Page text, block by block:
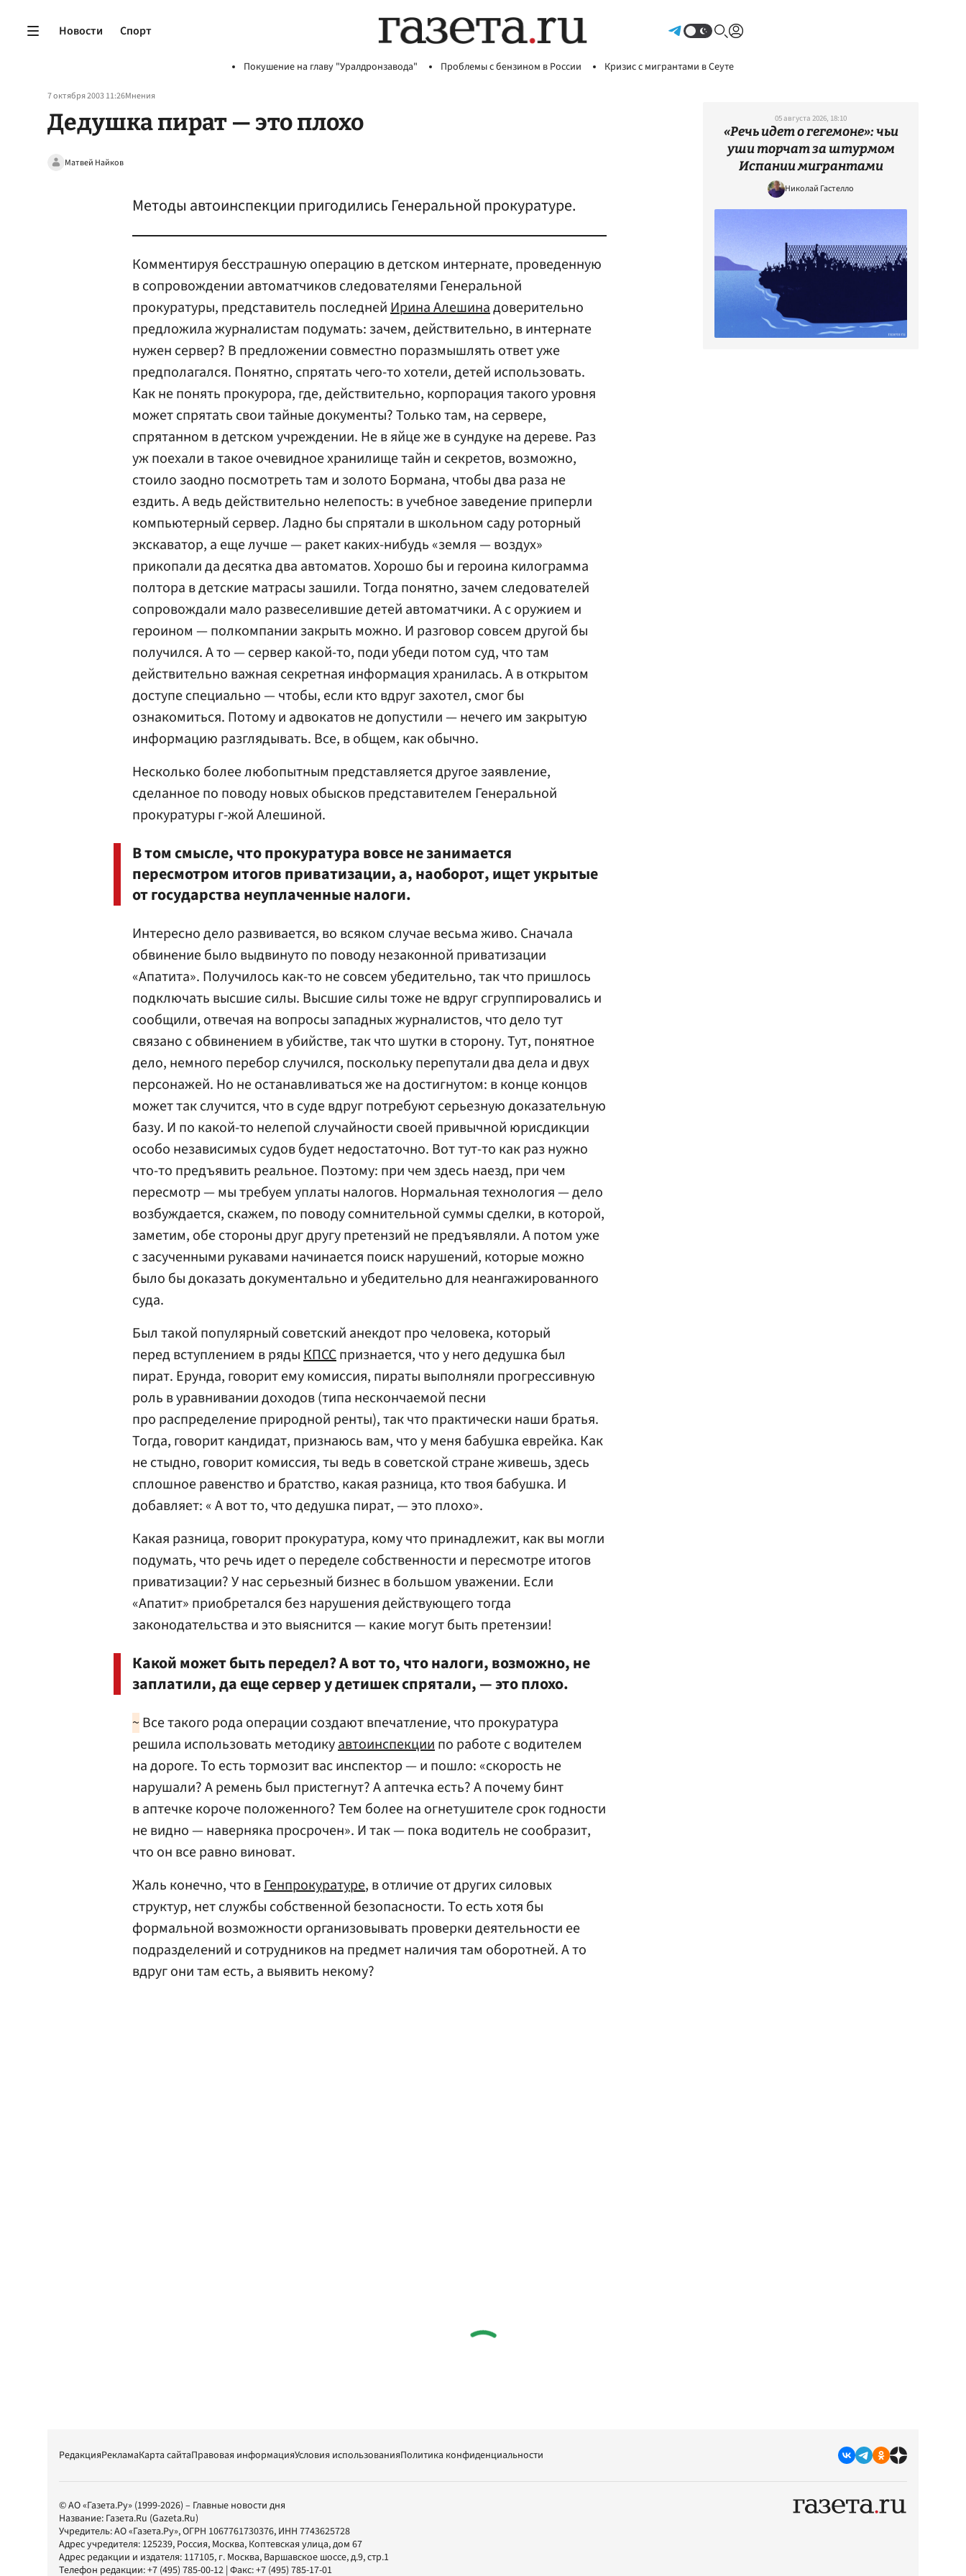
Новости Спорт
Покушение на главу "Уралдронзавода" Проблемы с бензином в России Кризис с мигрантами в Сеуте
7 октября 2003 11:26Мнения
Дедушка пират — это плохо
Матвей Найков
Методы автоинспекции пригодились Генеральной прокуратуре.
Комментируя бесстрашную операцию в детском интернате, проведенную
в сопровождении автоматчиков следователями Генеральной
прокуратуры, представитель последнейИрина Алешинадоверительно
предложила журналистам подумать: зачем, действительно, в интернате
нужен сервер? В предложении совместно поразмышлять ответ уже
предполагался. Понятно, спрятать чего-то хотели, детей использовать.
Как не понять прокурора, где, действительно, корпорация такого уровня
может спрятать свои тайные документы? Только там, на сервере,
спрятанном в детском учреждении. Не в яйце же в сундуке на дереве. Раз
уж поехали в такое очевидное хранилище тайн и секретов, возможно,
стоило заодно посмотреть там и золото Бормана, чтобы два раза не
ездить. А ведь действительно нелепость: в учебное заведение приперли
компьютерный сервер. Ладно бы спрятали в школьном саду роторный
экскаватор, а еще лучше — ракет каких-нибудь «земля — воздух»
прикопали да десятка два автоматов. Хорошо бы и героина килограмма
полтора в детские матрасы зашили. Тогда понятно, зачем следователей
сопровождали мало развеселившие детей автоматчики. А с оружием и
героином — полкомпании закрыть можно. И разговор совсем другой бы
получился. А то — сервер какой-то, поди убеди потом суд, что там
действительно важная секретная информация хранилась. А в открытом
доступе специально — чтобы, если кто вдруг захотел, смог бы
ознакомиться. Потому и адвокатов не допустили — нечего им закрытую
информацию разглядывать. Все, в общем, как обычно.
Несколько более любопытным представляется другое заявление,
сделанное по поводу новых обысков представителем Генеральной
прокуратуры г-жой Алешиной.
В том смысле, что прокуратура вовсе не занимается
пересмотром итогов приватизации, а, наоборот, ищет укрытые
от государства неуплаченные налоги.
Интересно дело развивается, во всяком случае весьма живо. Сначала
обвинение было выдвинуто по поводу незаконной приватизации
«Апатита». Получилось как-то не совсем убедительно, так что пришлось
подключать высшие силы. Высшие силы тоже не вдруг сгруппировались и
сообщили, отвечая на вопросы западных журналистов, что дело тут
связано с обвинением в убийстве, так что шутки в сторону. Тут, понятное
дело, немного перебор случился, поскольку перепутали два дела и двух
персонажей. Но не останавливаться же на достигнутом: в конце концов
может так случится, что в суде вдруг потребуют серьезную доказательную
базу. И по какой-то нелепой случайности своей привычной юрисдикции
особо независимых судов будет недостаточно. Вот тут-то как раз нужно
что-то предъявить реальное. Поэтому: при чем здесь наезд, при чем
пересмотр — мы требуем уплаты налогов. Нормальная технология — дело
возбуждается, скажем, по поводу сомнительной суммы сделки, в которой,
заметим, обе стороны друг другу претензий не предъявляли. А потом уже
с засученными рукавами начинается поиск нарушений, которые можно
было бы доказать документально и убедительно для неангажированного
суда.
Был такой популярный советский анекдот про человека, который
перед вступлением в рядыКПССпризнается, что у него дедушка был
пират. Ерунда, говорит ему комиссия, пираты выполняли прогрессивную
роль в уравнивании доходов (типа нескончаемой песни
про распределение природной ренты), так что практически наши братья.
Тогда, говорит кандидат, признаюсь вам, что у меня бабушка еврейка. Как
не стыдно, говорит комиссия, ты ведь в советской стране живешь, здесь
сплошное равенство и братство, какая разница, кто твоя бабушка. И
добавляет: « А вот то, что дедушка пират, — это плохо».
Какая разница, говорит прокуратура, кому что принадлежит, как вы могли
подумать, что речь идет о переделе собственности и пересмотре итогов
приватизации? У нас серьезный бизнес в большом уважении. Если
«Апатит» приобретался без нарушения действующего тогда
законодательства и это выяснится — какие могут быть претензии!
Какой может быть передел? А вот то, что налоги, возможно, не
заплатили, да еще сервер у детишек спрятали, — это плохо.
~ Все такого рода операции создают впечатление, что прокуратура
решила использовать методикуавтоинспекциипо работе с водителем
на дороге. То есть тормозит вас инспектор — и пошло: «скорость не
нарушали? А ремень был пристегнут? А аптечка есть? А почему бинт
в аптечке короче положенного? Тем более на огнетушителе срок годности
не видно — наверняка просрочен». И так — пока водитель не сообразит,
что он все равно виноват.
Жаль конечно, что вГенпрокуратуре, в отличие от других силовых
структур, нет службы собственной безопасности. То есть хотя бы
формальной возможности организовывать проверки деятельности ее
подразделений и сотрудников на предмет наличия там оборотней. А то
вдруг они там есть, а выявить некому?
05 августа 2026, 18:10
«Речь идет о гегемоне»: чьи
уши торчат за штурмом
Испании мигрантами
Николай Гастелло
РедакцияРекламаКарта сайтаПравовая информацияУсловия использованияПолитика конфиденциальности
© АО «Газета.Ру» (1999-2026) – Главные новости дня
Название: Газета.Ru (Gazeta.Ru)
Учредитель:АО «Газета.Ру», ОГРН 1067761730376, ИНН 7743625728
Адрес учредителя: 125239, Россия, Москва, Коптевская улица, дом 67
Адрес редакции и издателя: 117105, г. Москва, Варшавское шоссе, д.9, стр.1
Телефон редакции:+7 (495) 785-00-12 | Факс:+7 (495) 785-17-01